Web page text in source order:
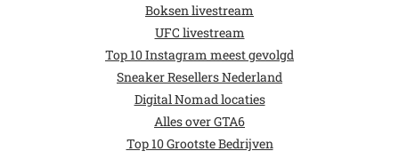
Boksen livestream
UFC livestream
Top 10 Instagram meest gevolgd
Sneaker Resellers Nederland
Digital Nomad locaties
Alles over GTA6
Top 10 Grootste Bedrijven